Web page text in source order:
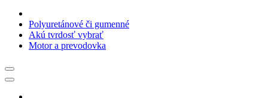
Polyuretánové či gumenné
Akú tvrdosť vybrať
Motor a prevodovka